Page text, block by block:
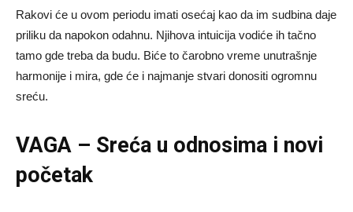
Rakovi će u ovom periodu imati osećaj kao da im sudbina daje
priliku da napokon odahnu. Njihova intuicija vodiće ih tačno
tamo gde treba da budu. Biće to čarobno vreme unutrašnje
harmonije i mira, gde će i najmanje stvari donositi ogromnu
sreću.
VAGA – Sreća u odnosima i novi
početak